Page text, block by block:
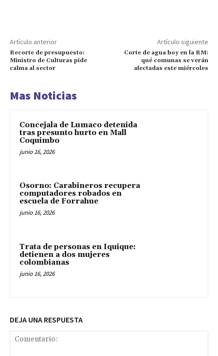
Artículo anterior
Recorte de presupuesto:
Ministro de Culturas pide
calma al sector
Artículo siguiente
Corte de agua hoy en la RM:
qué comunas se verán
afectadas este miércoles
Mas Noticias
Concejala de Lumaco detenida
tras presunto hurto en Mall
Coquimbo
junio 16, 2026
Osorno: Carabineros recupera
computadores robados en
escuela de Forrahue
junio 16, 2026
Trata de personas en Iquique:
detienen a dos mujeres
colombianas
junio 16, 2026
DEJA UNA RESPUESTA